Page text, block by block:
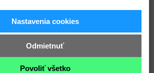
Do košíka
Nastavenia cookies
Odmietnuť
Povoliť všetko